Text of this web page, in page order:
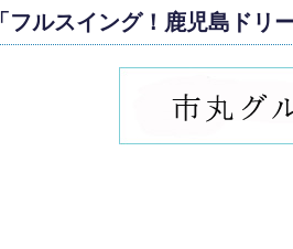
「フルスイング！鹿児島ドリ